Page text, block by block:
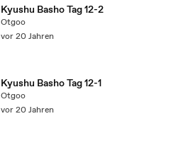
Kyushu Basho Tag 12-2
Otgoo
vor 20 Jahren
Kyushu Basho Tag 12-1
Otgoo
vor 20 Jahren